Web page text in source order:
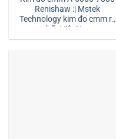
Renishaw :| Mstek
Technology kim đo cmm rẻ
nhất Việt Nam